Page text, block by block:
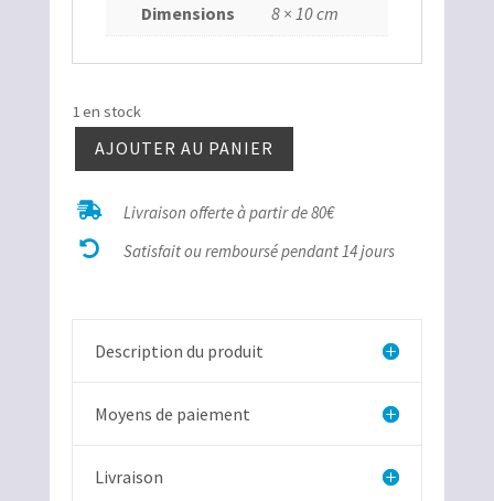
Dimensions 8 × 10 cm
1 en stock
quantité
Fluorite
baryte
AJOUTER AU PANIER
 Livraison offerte à partir de 80€
 Satisfait ou remboursé pendant 14 jours
Description du produit
Moyens de paiement
Livraison